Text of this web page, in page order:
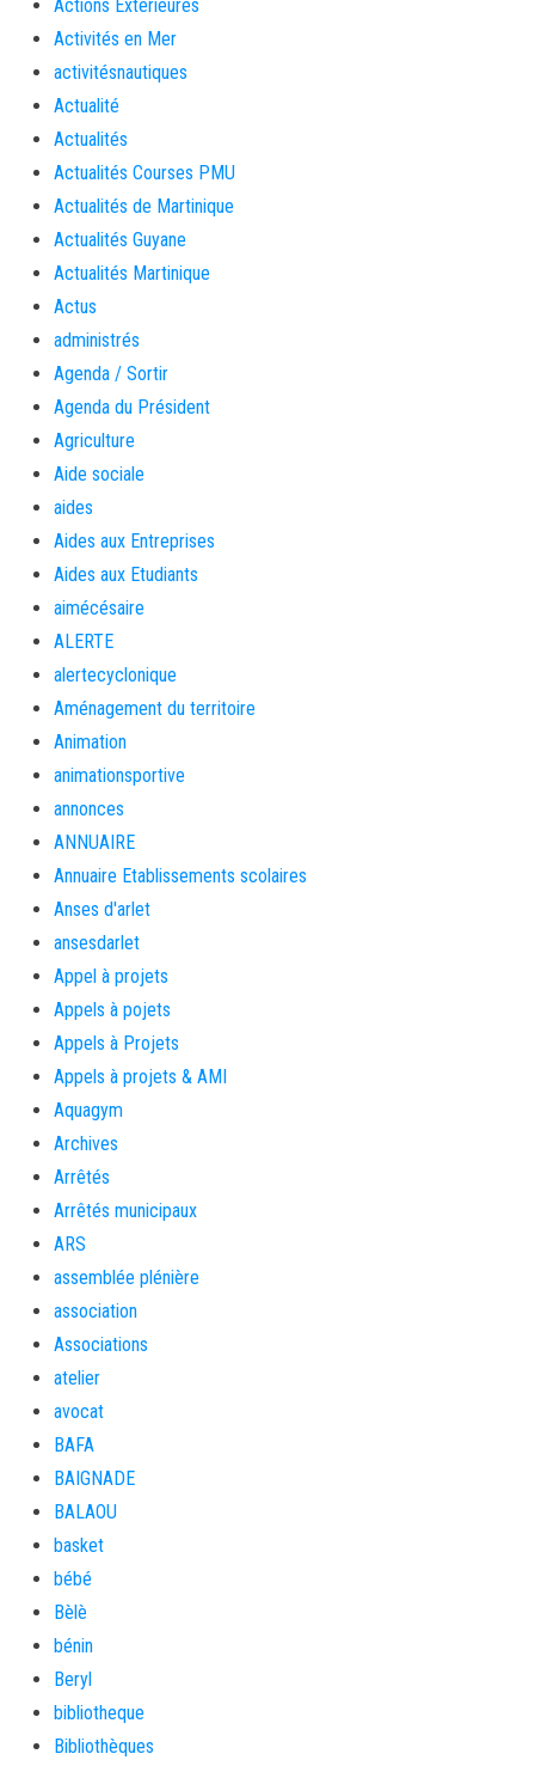
Actions Extérieures
Activités en Mer
activitésnautiques
Actualité
Actualités
Actualités Courses PMU
Actualités de Martinique
Actualités Guyane
Actualités Martinique
Actus
administrés
Agenda / Sortir
Agenda du Président
Agriculture
Aide sociale
aides
Aides aux Entreprises
Aides aux Etudiants
aimécésaire
ALERTE
alertecyclonique
Aménagement du territoire
Animation
animationsportive
annonces
ANNUAIRE
Annuaire Etablissements scolaires
Anses d'arlet
ansesdarlet
Appel à projets
Appels à pojets
Appels à Projets
Appels à projets & AMI
Aquagym
Archives
Arrêtés
Arrêtés municipaux
ARS
assemblée plénière
association
Associations
atelier
avocat
BAFA
BAIGNADE
BALAOU
basket
bébé
Bèlè
bénin
Beryl
bibliotheque
Bibliothèques